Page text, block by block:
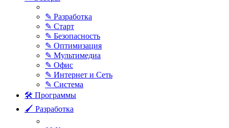
✎ Разработка
✎ Старт
✎ Безопасность
✎ Оптимизация
✎ Мультимедиа
✎ Офис
✎ Интернет и Сеть
✎ Система
🛠 Программы
🖌 Разработка